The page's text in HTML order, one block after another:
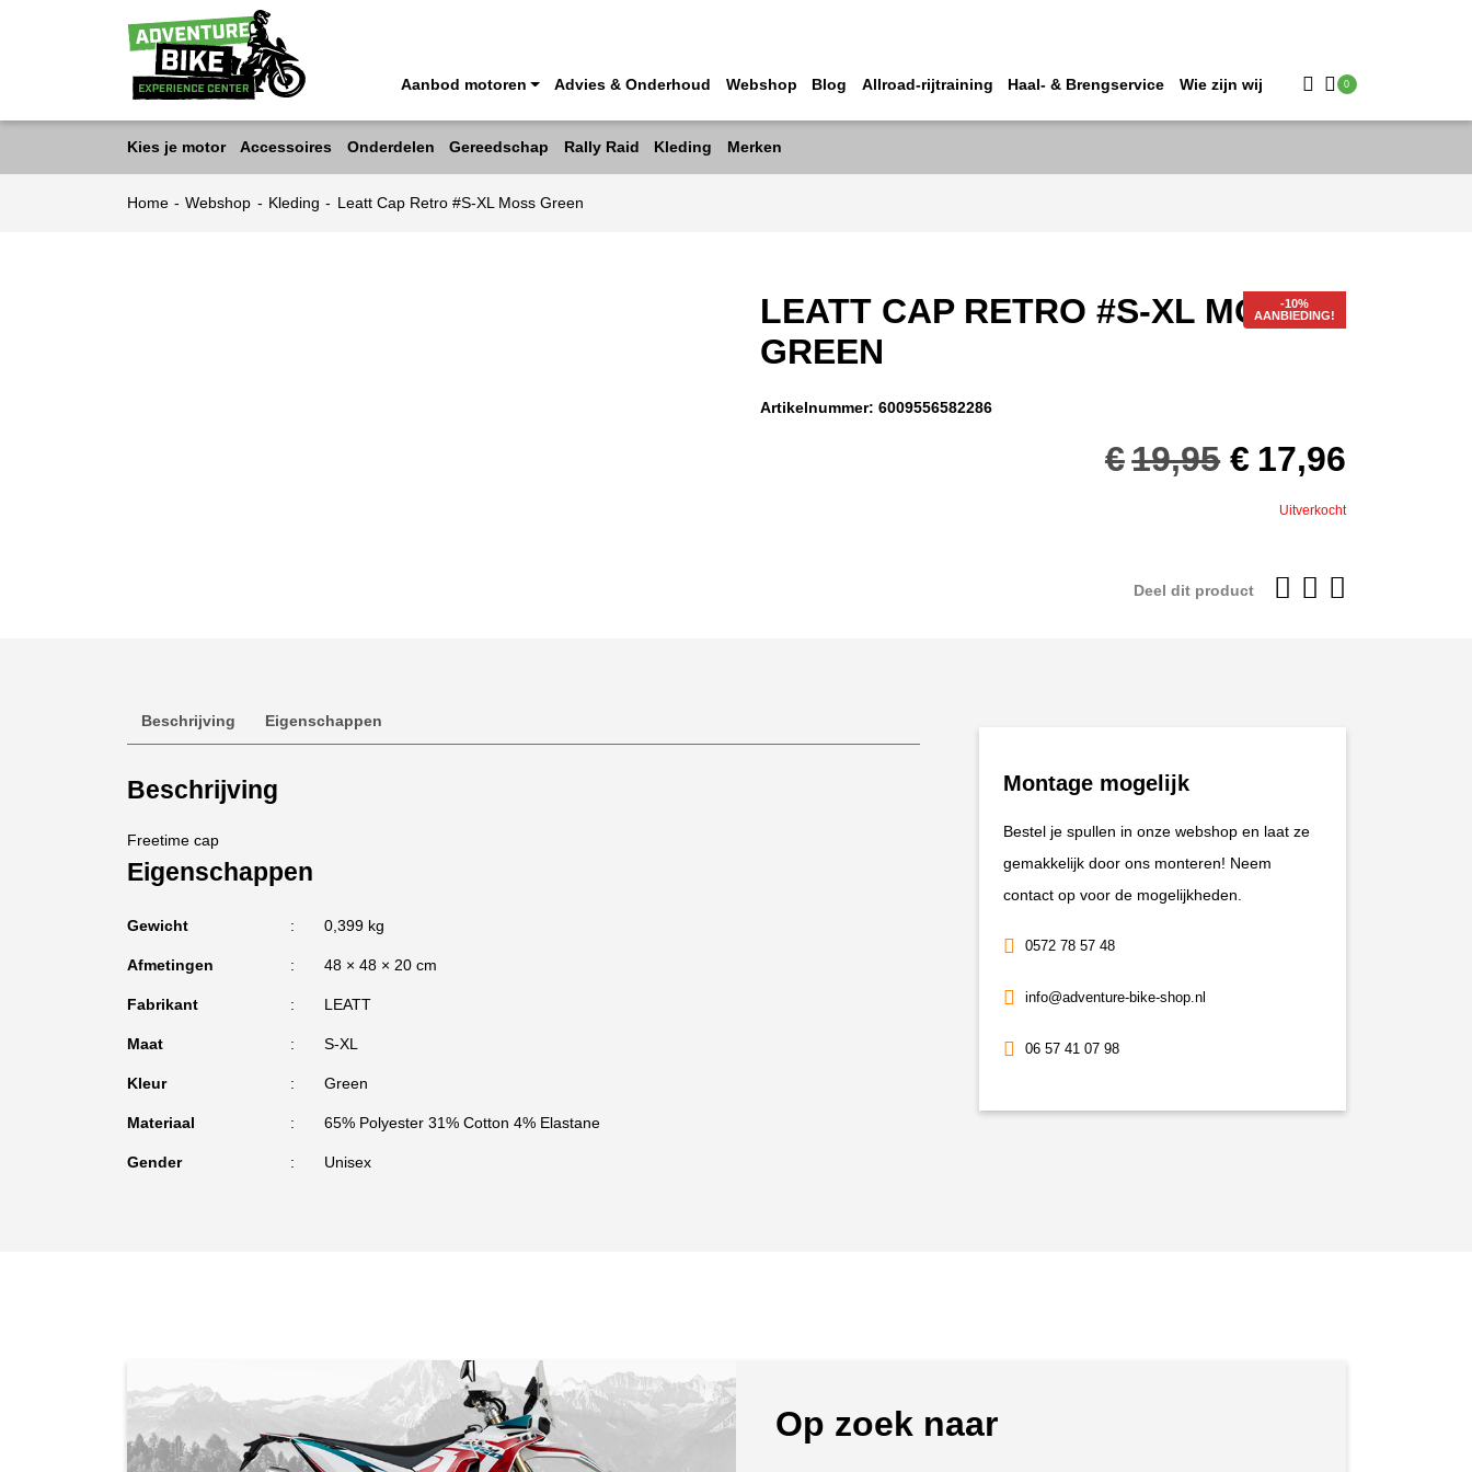
Aanbod motoren Advies & Onderhoud Webshop Blog Allroad-rijtraining Haal- & Brengservice Wie zijn wij 0
Kies je motor Accessoires Onderdelen Gereedschap Rally Raid Kleding Merken
Home - Webshop - Kleding - Leatt Cap Retro #S-XL Moss Green
AANBIEDING!
LEATT CAP RETRO #S-XL MOSS
GREEN
Artikelnummer:6009556582286
€19,95
prijs
was:
€ 17,96
is:
Uitverkocht
Deel dit product
Beschrijving Eigenschappen
Beschrijving
Freetime cap
Eigenschappen
Gewicht 0,399 kg
Afmetingen 48 × 48 × 20 cm
Fabrikant LEATT
Maat S-XL
Kleur Green
Materiaal 65% Polyester 31% Cotton 4% Elastane
Gender Unisex
Montage mogelijk
Bestel je spullen in onze webshop en laat ze
gemakkelijk door ons monteren! Neem
contact op voor de mogelijkheden.
0572 78 57 48
info@adventure-bike-shop.nl
06 57 41 07 98
Op zoek naar